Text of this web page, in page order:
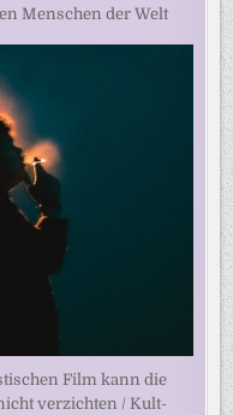
Menschen der Welt
Film kann die
verzichten / Kult-